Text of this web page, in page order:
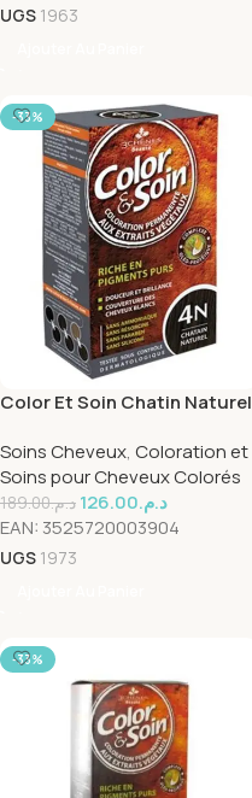
UGS 1963
-33%
Color Et Soin Chatin Naturel
Soins Cheveux, Coloration et
Soins pour Cheveux Colorés
د.م.189.00 د.م.126.00
EAN: 3525720003904
UGS 1973
-33%